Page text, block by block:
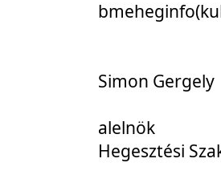
Simon Gergely
alelnök
Hegesztési